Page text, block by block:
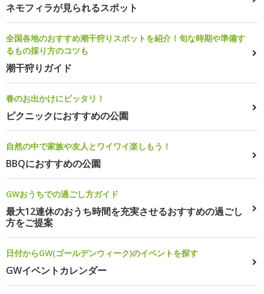
ネモフィラが見られるスポット
全国各地のおすすめ潮干狩りスポットを紹介！旬な時期や準備す
るもの採り方のコツも
潮干狩りガイド
春のお出かけにピッタリ！
ピクニックにおすすめの公園
自然の中で家族や友人とワイワイ楽しもう！
BBQにおすすめの公園
GWおうちでの過ごし方ガイド
最大12連休のおうち時間を充実させるおすすめの過ごし
方をご提案
日付からGW(ゴールデンウィーク)のイベントを探す
GWイベントカレンダー